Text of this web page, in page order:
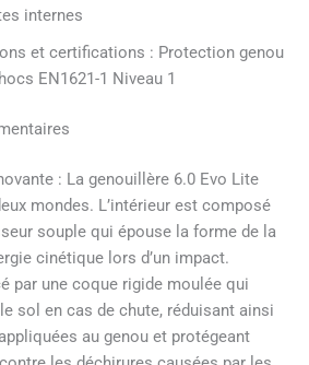
internes
et certifications : Protection genou
EN1621-1 Niveau 1
: La genouillère 6.0 Evo Lite
mondes. L’intérieur est composé
souple qui épouse la forme de la
cinétique lors d’un impact.
par une coque rigide moulée qui
sol en cas de chute, réduisant ainsi
au genou et protégeant